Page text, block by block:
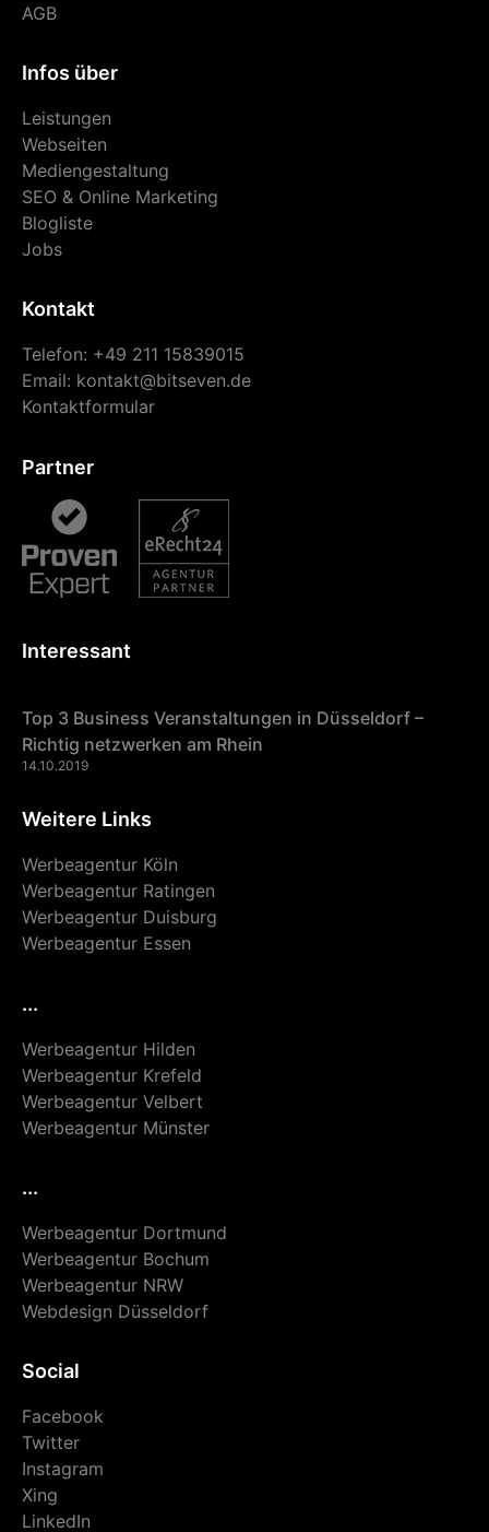
AGB
Infos über
Leistungen
Webseiten
Mediengestaltung
SEO & Online Marketing
Blogliste
Jobs
Kontakt
Telefon: +49 211 15839015
Email: kontakt@bitseven.de
Kontaktformular
Partner
Interessant
Top 3 Business Veranstaltungen in Düsseldorf –
Richtig netzwerken am Rhein
14.10.2019
Weitere Links
Werbeagentur Köln
Werbeagentur Ratingen
Werbeagentur Duisburg
Werbeagentur Essen
...
Werbeagentur Hilden
Werbeagentur Krefeld
Werbeagentur Velbert
Werbeagentur Münster
...
Werbeagentur Dortmund
Werbeagentur Bochum
Werbeagentur NRW
Webdesign Düsseldorf
Social
Facebook
Twitter
Instagram
Xing
LinkedIn